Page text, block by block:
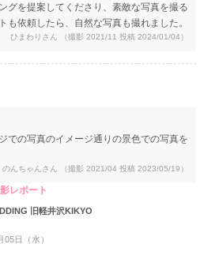
グを提案してくださり、素敵な写真を撮る
も依頼したら、自然な写真も撮れました。
ひまわりさん （撮影 2021/11 投稿 2024/01/04）
での写真のイメージ通りの景色での写真を
のんちゃんさん （撮影 2021/04 投稿 2023/05/19）
レポート
旧軽井沢KIKYO
日（水）